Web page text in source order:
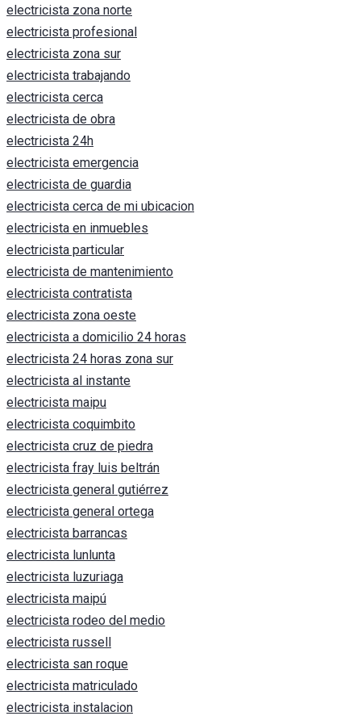
electricista zona norte
electricista profesional
electricista zona sur
electricista trabajando
electricista cerca
electricista de obra
electricista 24h
electricista emergencia
electricista de guardia
electricista cerca de mi ubicacion
electricista en inmuebles
electricista particular
electricista de mantenimiento
electricista contratista
electricista zona oeste
electricista a domicilio 24 horas
electricista 24 horas zona sur
electricista al instante
electricista maipu
electricista coquimbito
electricista cruz de piedra
electricista fray luis beltrán
electricista general gutiérrez
electricista general ortega
electricista barrancas
electricista lunlunta
electricista luzuriaga
electricista maipú
electricista rodeo del medio
electricista russell
electricista san roque
electricista matriculado
electricista instalacion